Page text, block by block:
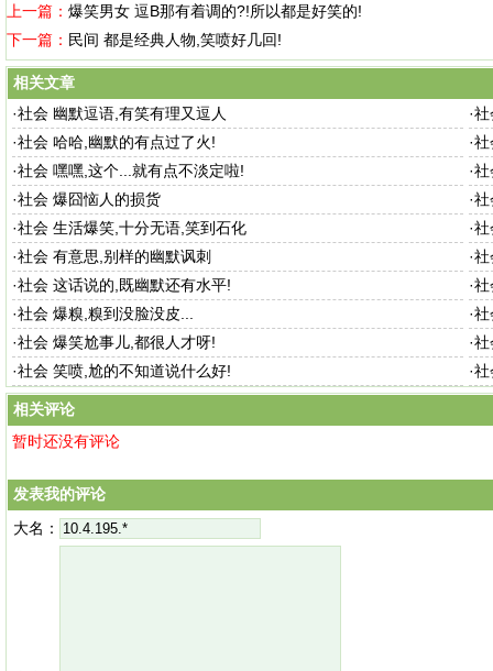
上一篇： 爆笑男女 逗B那有着调的?!所以都是好笑的!
下一篇： 民间 都是经典人物,笑喷好几回!
相关文章
·社会 幽默逗语,有笑有理又逗人 ·社
·社会 哈哈,幽默的有点过了火! ·社
·社会 嘿嘿,这个...就有点不淡定啦! ·社
·社会 爆囧恼人的损货 ·社
·社会 生活爆笑,十分无语,笑到石化 ·社
·社会 有意思,别样的幽默讽刺 ·社
·社会 这话说的,既幽默还有水平! ·社
·社会 爆糗,糗到没脸没皮... ·社
·社会 爆笑尬事儿,都很人才呀! ·社
·社会 笑喷,尬的不知道说什么好! ·社
相关评论
暂时还没有评论
发表我的评论
大名：